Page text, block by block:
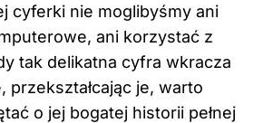
cyferki nie moglibyśmy ani
ani korzystać z
tak delikatna cyfra wkracza
przekształcając je, warto
o jej bogatej historii pełnej